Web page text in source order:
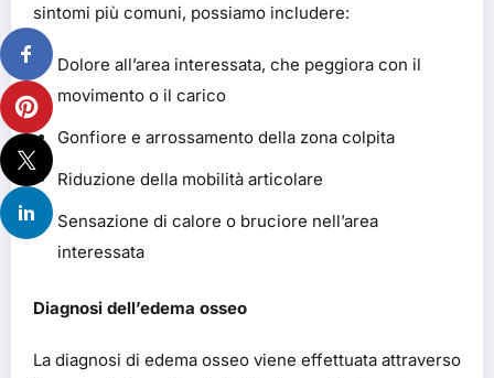
sintomi più comuni, possiamo includere:
Dolore all’area interessata, che peggiora con il
movimento o il carico
Gonfiore e arrossamento della zona colpita
Riduzione della mobilità articolare
Sensazione di calore o bruciore nell’area
interessata
Diagnosi dell’edema osseo
La diagnosi di edema osseo viene effettuata attraverso